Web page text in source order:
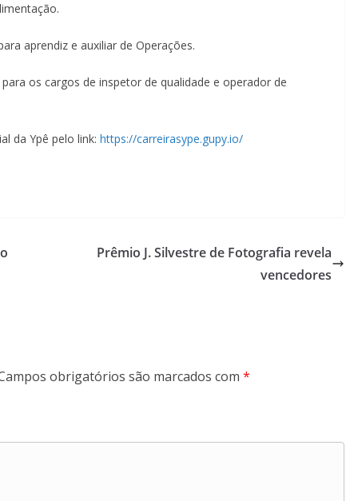
aprendiz e auxiliar de Operações.
os cargos de inspetor de qualidade e operador de
da Ypê pelo link: https://carreirasype.gupy.io/
Prêmio J. Silvestre de Fotografia revela
vencedores
obrigatórios são marcados com *